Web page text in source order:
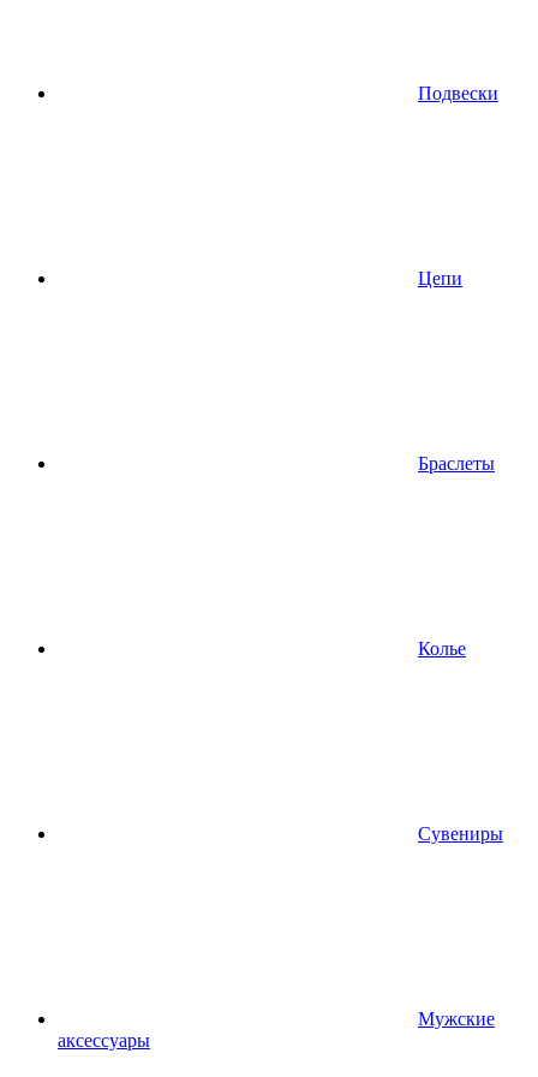
Подвески
Цепи
Браслеты
Колье
Сувениры
Мужские
аксессуары